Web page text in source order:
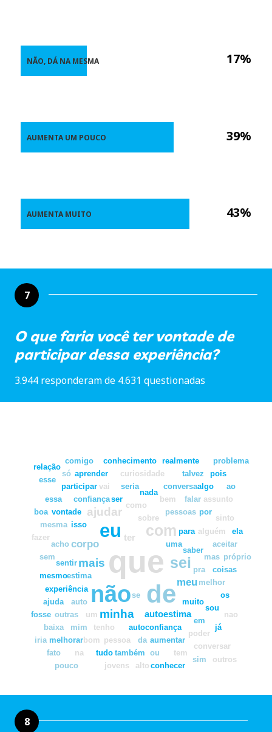
17%
39%
43%
NÃO, DÁ NA MESMA
AUMENTA UM POUCO
AUMENTA MUITO
7
O que faria você ter vontade de
participar dessa experiência?
3.944 responderam de 4.631 questionadas
que
de
não
eu
com
sei
mais
minha
ajudar
corpo
meu
autoestima
ter
se
uma
para
sobre
pessoas
saber
muito
um
auto
estima
isso
como
pra
em
autoconfiança
tenho
mim
confiançaser bem
falar
por
experiência
poder
outras
sentir
vontade
alguém
melhor
aumentar
nada
pessoa
mas
melhorar
participar
bom
acho
conversa
sou
assunto
da
seria algo
conversar
baixa
ajuda
mesmo
vai
mesma
essa
já
sinto
aceitar
coisas
os
tem
ou
também
tudo
na
fato
esse
aprender curiosidade
sem
talvez pois
outros
só
ao
relação
nao
sim
fosse
conhecer
jovens
pouco
comigo conhecimento
fazer
iria
boa
realmente
alto
próprio
problema
ela
8